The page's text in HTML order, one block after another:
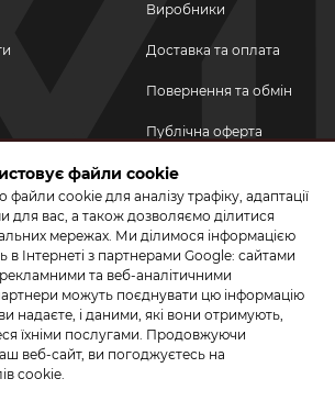
Виробники
Доставка та оплата
Повернення та обмін
Публічна оферта
Політика
конфіденційності
ДО НАС У СОЦМЕРЕЖАХ
файли cookie
cookie для аналізу трафіку, адаптації
для вас, а також дозволяємо ділитися
мережах. Ми ділимося інформацією
в Інтернеті з партнерами Google: сайтами
та веб-аналітичними
можуть поєднувати цю інформацію
надаєте, і даними, які вони отримують,
їхніми послугами. Продовжуючи
веб-сайт, ви погоджуєтесь на
cookie.